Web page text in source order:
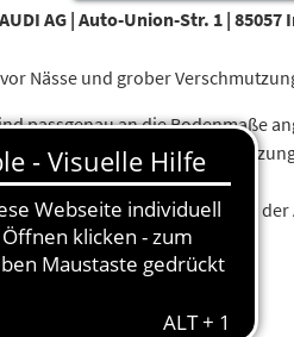
AUDI AG | Auto-Union-Str. 1 | 85057
Nässe und grober
passgenau an die Bodenmaße
Nässe und grober
Noppen auf der Rückseite